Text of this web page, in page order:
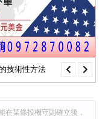
技術性方法
在某條投機守則確立後，